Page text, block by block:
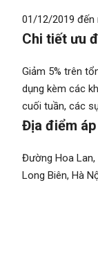
01/12/2019 đến
Chi tiết ưu
Giảm 5% trên
dụng kèm các
cuối tuần, các
Địa điểm
Đường Hoa Lan,
Long Biên, Hà